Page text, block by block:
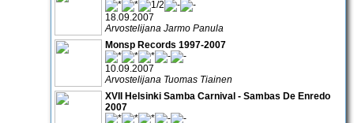
18.09.2007
Arvostelijana Jarmo Panula
Monsp Records 1997-2007
10.09.2007
Arvostelijana Tuomas Tiainen
XVII Helsinki Samba Carnival - Sambas De Enredo
2007